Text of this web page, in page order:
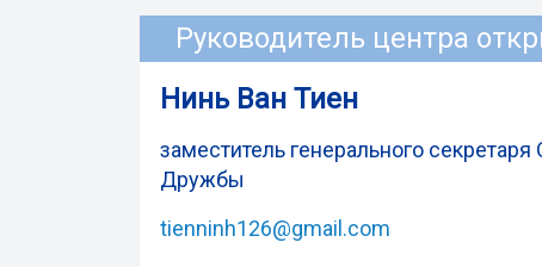
Руководитель центра
Нинь Ван Тиен
заместитель генерального
Дружбы
tienninh126@gmail.com